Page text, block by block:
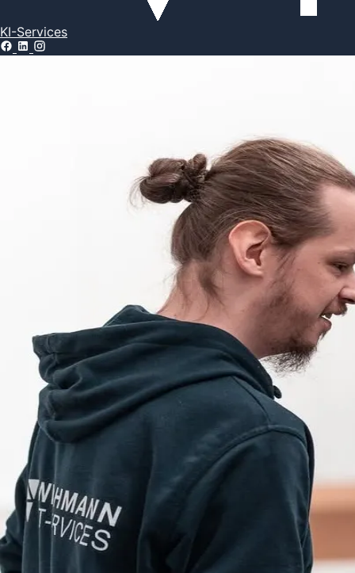
KI-Services